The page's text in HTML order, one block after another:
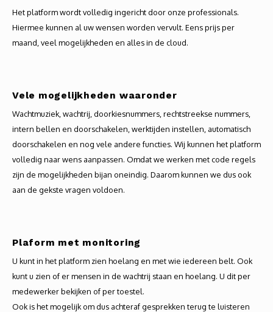
USB
USB
Het platform wordt volledig ingericht door onze professionals.
Hiermee kunnen al uw wensen worden vervult. Eens prijs per
maand, veel mogelijkheden en alles in de cloud.
Vele mogelijkheden waaronder
Wachtmuziek, wachtrij, doorkiesnummers, rechtstreekse nummers,
intern bellen en doorschakelen, werktijden instellen, automatisch
doorschakelen en nog vele andere functies. Wij kunnen het platform
volledig naar wens aanpassen. Omdat we werken met code regels
zijn de mogelijkheden bijan oneindig. Daarom kunnen we dus ook
aan de gekste vragen voldoen.
Plaform met monitoring
U kunt in het platform zien hoelang en met wie iedereen belt. Ook
kunt u zien of er mensen in de wachtrij staan en hoelang. U dit per
medewerker bekijken of per toestel.
Ook is het mogelijk om dus achteraf gesprekken terug te luisteren